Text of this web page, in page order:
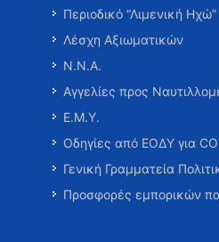
Περιοδικό “Λιμενική Ηχώ”
Λέσχη Αξιωματικών
Ν.Ν.Α.
Αγγελίες προς
Ε.Μ.Υ.
Οδηγίες από ΕΟΔΥ για
Γενική Γραμματεία
Προσφορές εμπορικών